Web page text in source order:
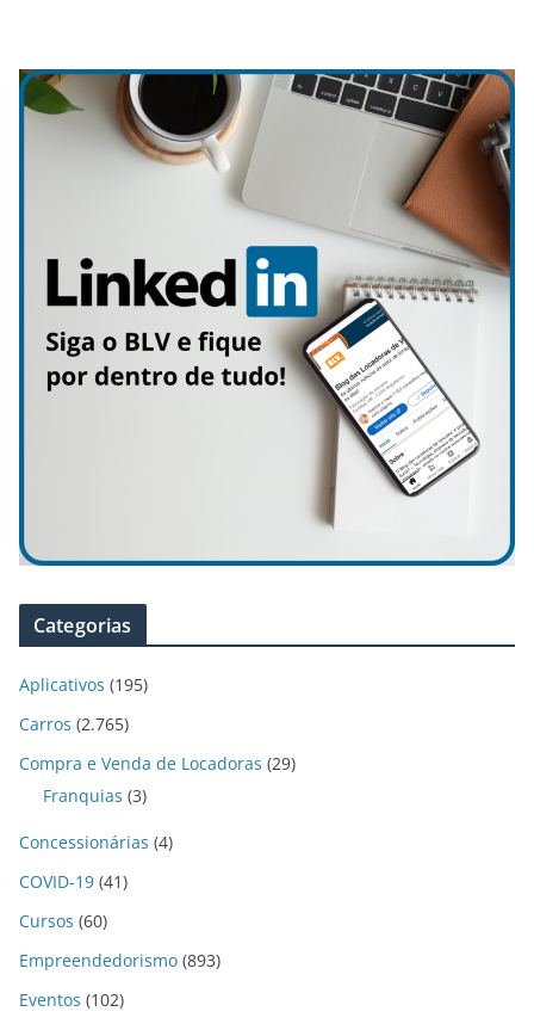
Categorias
Aplicativos (195)
Carros (2.765)
Compra e Venda de Locadoras (29)
Franquias (3)
Concessionárias (4)
COVID-19 (41)
Cursos (60)
Empreendedorismo (893)
Eventos (102)